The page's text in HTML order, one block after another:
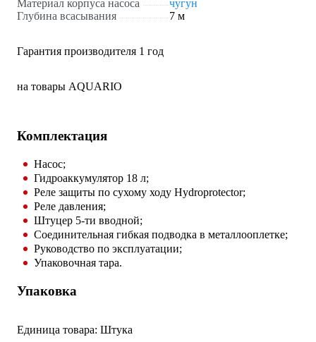
Материал корпуса насоса
чугун
Глубина всасывания
7 м
Гарантия производителя 1 год
на товары AQUARIO
Комплектация
Насос;
Гидроаккумулятор 18 л;
Реле защиты по сухому ходу Hydroprotector;
Реле давления;
Штуцер 5-ти вводной;
Соединительная гибкая подводка в металлооплетке;
Руководство по эксплуатации;
Упаковочная тара.
Упаковка
Единица товара: Штука